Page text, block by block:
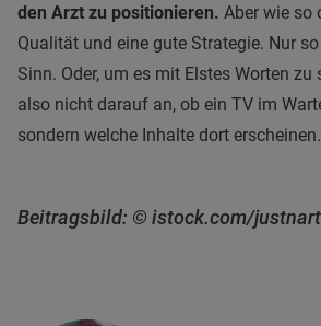
den Arzt zu positionieren. Aber wie so
Qualität und eine gute Strategie. Nur
Sinn. Oder, um es mit Elstes Worten zu
also nicht darauf an, ob ein TV im
sondern welche Inhalte dort
Beitragsbild: © istock.com/